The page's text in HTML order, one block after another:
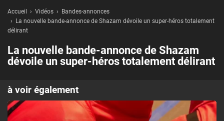
Accueil Vidéos
Bandes-annonces
La nouvelle bande-annonce de Shazam dévoile un super-héros totalement
délirant
La nouvelle bande-annonce de Shazam
dévoile un super-héros totalement délirant
à voir également